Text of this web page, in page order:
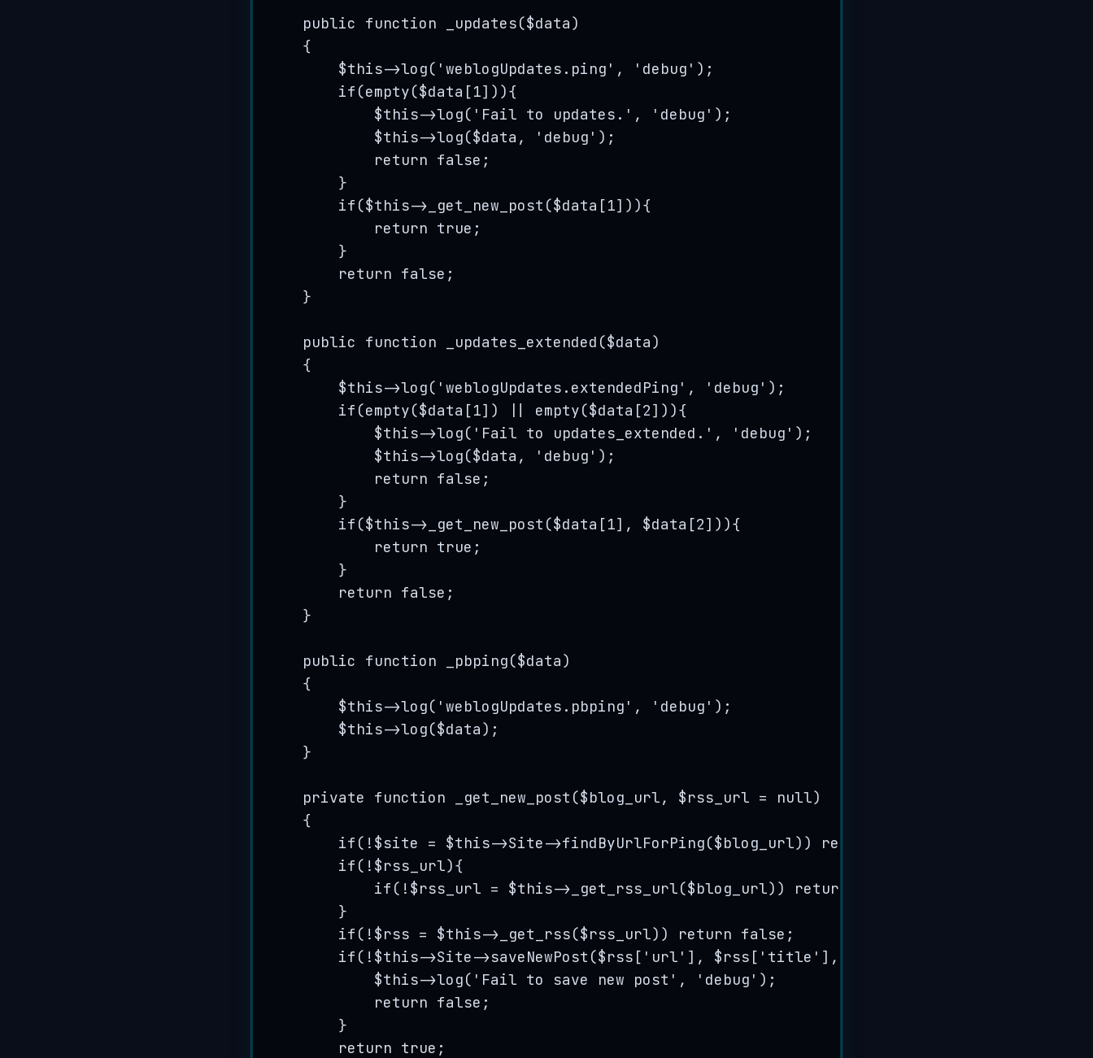
public function _updates($data)
{
$this->log( 'weblogUpdates.ping ' , ' debug ' );
if (empty($data [1])){
$this->log( ' Fail to updates. ' , ' debug ' );
$this->log($data , ' debug ' );
return false ;
}
if ($this-> _get_new_post ($data [1])){
return true ;
}
return false ;
}
public function _updates_extended ($data)
{
$this->log( 'weblogUpdates.extendedPing ' , ' debug ' );
if (empty($data [1]) empty($data [2])){
$this->log( ' Fail to updates_extended. ' , ' debug ' );
$this->log($data , ' debug ' );
return false ;
}
if ($this-> _get_new_post ($data [1], $data [2])){
return true ;
}
return false ;
}
public function _pbping($data)
{
$this->log( 'weblogUpdates.pbping ' , ' debug ' );
$this->log($data);
}
private function _get_new_post ($blog_url, $rss_url = null)
{
if ( ! $site = $this->Site->findByUrlForPing($blog_url)) return
if ( ! $rss_url){
if ( ! $rss_url = $this-> _get_rss_url($blog_url)) return
}
if ( ! $rss = $this-> _get_rss($rss_url)) return false ;
if ( ! $this->Site->saveNewPost ($rss [ ' url ' ], $rss [ ' title ' ],
$this->log( ' Fail to save new post ' , ' debug ' );
return false ;
}
return true ;